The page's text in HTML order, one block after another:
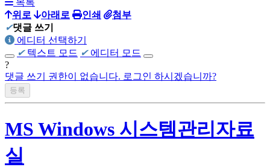
위로
아래로 인쇄
첨부
✔댓글 쓰기
에디터 선택하기
✔ 텍스트 모드 ✔ 에디터 모드
?
댓글 쓰기 권한이 없습니다. 로그인 하시겠습니까?
MS Windows 시스템관리자료
실